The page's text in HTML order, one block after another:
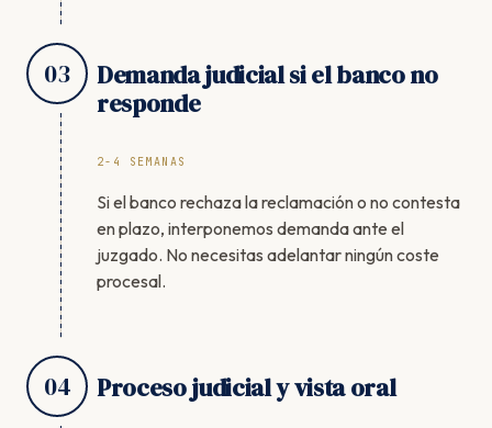
03
Demanda judicial si el banco no
responde
2-4 SEMANAS
Si el banco rechaza la reclamación o no contesta
en plazo, interponemos demanda ante el
juzgado. No necesitas adelantar ningún coste
procesal.
04 Proceso judicial y vista oral